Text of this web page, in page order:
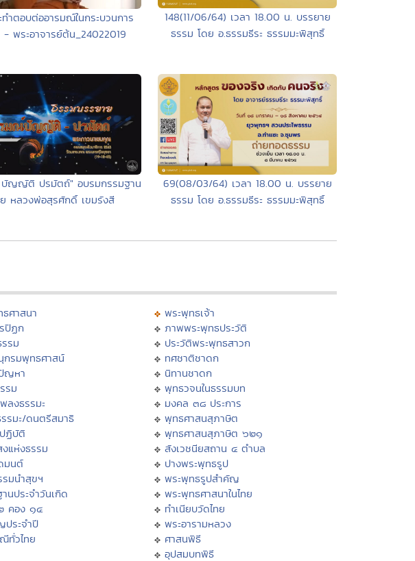
ทำตอบต่ออารมณ์ในกระบวนการ
- พระอาจารย์ต้น_24022019
148(11/06/64) เวลา 18.00 น. บรรยาย
ธรรม โดย อ.ธรรมธีระ ธรรมมะพิสุทธิ์
ญญัติ ปรมัตถ์" อบรมกรรมฐาน
หลวงพ่อสุรศักดิ์ เขมรังสี
69(08/03/64) เวลา 18.00 น. บรรยาย
ธรรม โดย อ.ธรรมธีระ ธรรมมะพิสุทธิ์
ศาสนา
ปิฏก
รม
กรมพุทธศาสน์
ญหา
รม
ลงธรรมะ
รมะ/ดนตรีสมาธิ
ฏิบัติ
แห่งธรรม
มนต์
มนำสุขฯ
นประจำวันเกิด
คอง ๑๔
ระจำปี
ทั่วไทย
พระพุทธเจ้า
ภาพพระพุทธประวัติ
ประวัติพระพุทธสาวก
ทศชาติชาดก
นิทานชาดก
พุทธวจนในธรรมบท
มงคล ๓๘ ประการ
พุทธศาสนสุภาษิต
พุทธศาสนสุภาษิต ๖๒๑
สังเวชนียสถาน ๔ ตำบล
ปางพระพุทธรูป
พระพุทธรูปสำคัญ
พระพุทธศาสนาในไทย
ทำเนียบวัดไทย
พระอารามหลวง
ศาสนพิธี
อุปสมบทพิธี